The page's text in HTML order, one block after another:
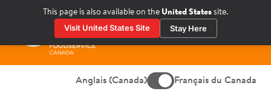
This page is also available on the United States site.
Visit United States Site Stay Here
Anglais (Canada) Français du Canada